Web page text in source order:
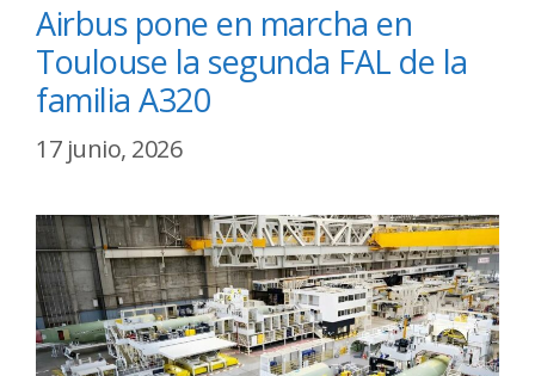
Airbus pone en marcha en
Toulouse la segunda FAL de la
familia A320
17 junio, 2026